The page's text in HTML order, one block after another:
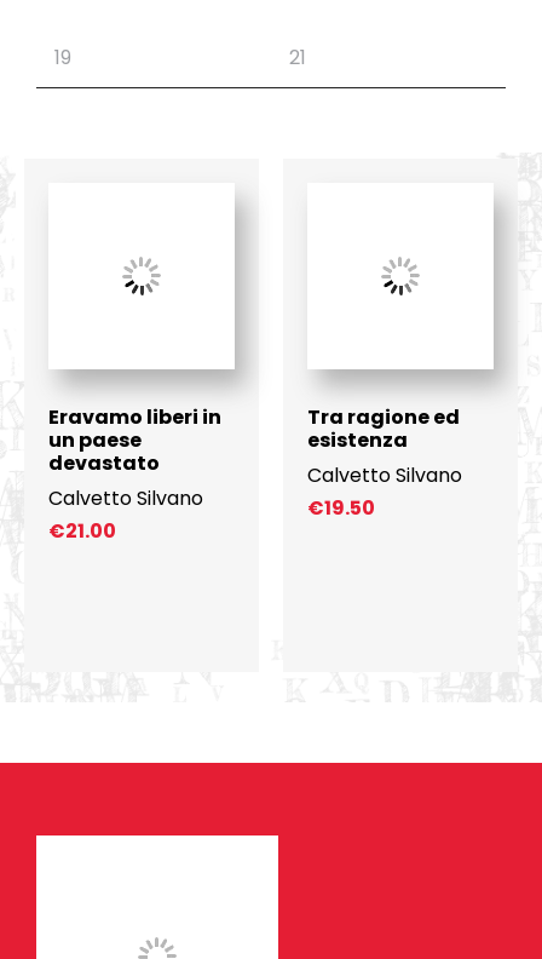
Eravamo liberi in
un paese
devastato
Calvetto Silvano
€21.00
Tra ragione ed
esistenza
Calvetto Silvano
€19.50